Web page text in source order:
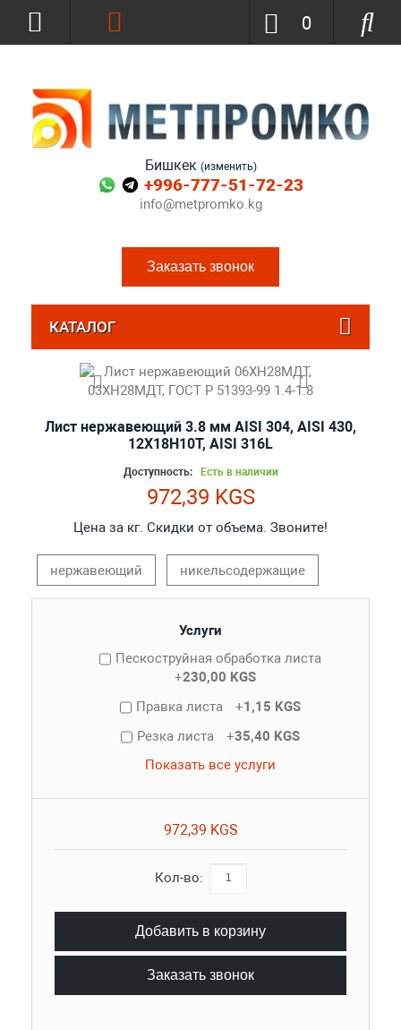
Бишкек (изменить)
+996-777-51-72-23
info@metpromko.kg
Заказать звонок
0
КАТАЛОГ
Лист нержавеющий 3.8 мм AISI 304, AISI 430,
12Х18Н10Т, AISI 316L
Доступность: Есть в наличии
972,39 KGS
Цена за кг. Скидки от объема. Звоните!
нержавеющий никельсодержащие
Услуги
Пескоструйная обработка листа
+230,00 KGS
Правка листа
+1,15 KGS
Резка листа
+35,40 KGS
Показать все услуги
972,39 KGS
Кол-во:
Добавить в корзину
Заказать звонок